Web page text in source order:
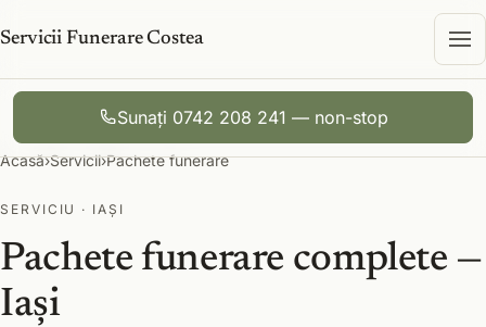
Servicii Funerare Costea
Acasă›Servicii›Pachete funerare
SERVICIU · IAȘI
Pachete funerare complete —
Iași
Sunați 0742 208 241 — non-stop